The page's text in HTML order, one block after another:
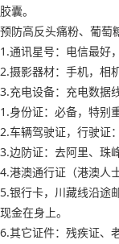
胶囊。
预防高反头痛粉、葡萄
1.通讯星号：电信最好
2.摄影器材：手机，相
3.充电设备：充电数据
1.身份证：必备，特别重
2.车辆驾驶证，行驶证
3.边防证：去阿里、珠
4.港澳通行证（港澳人
5.银行卡，川藏线沿途
现金在身上。
6.其它证件：残疾证、